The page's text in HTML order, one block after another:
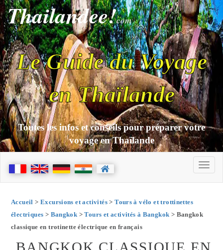
Thailandee!com
Le Guide du Voyage
en Thaïlande
Toutes les infos et conseils pour préparer votre
voyage en Thaïlande
Accueil > Excursions et activités>Tours à vélo et trottinettes
électriques > Bangkok >Tours et activités à Bangkok > Bangkok
classique en trotinette électrique en français